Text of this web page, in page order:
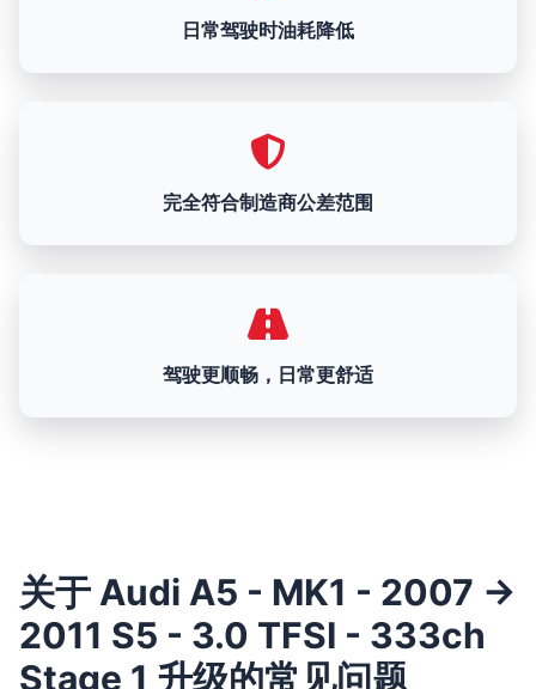
日常驾驶时油耗降低
完全符合制造商公差范围
驾驶更顺畅，日常更舒适
关于 Audi A5 - MK1 - 2007 ->
2011 S5 - 3.0 TFSI - 333ch
Stage 1 升级的常见问题